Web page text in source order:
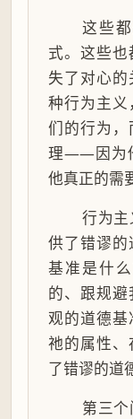
这些
式。这些
失了对心
种行为主
们的行为
理——因为
他真正的需
行为
供了错谬
基准是什
的、跟规
观的道德
祂的属性
了错谬的道
第三